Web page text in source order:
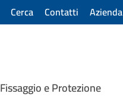
Cerca Contatti Azienda
Fissaggio e Protezione